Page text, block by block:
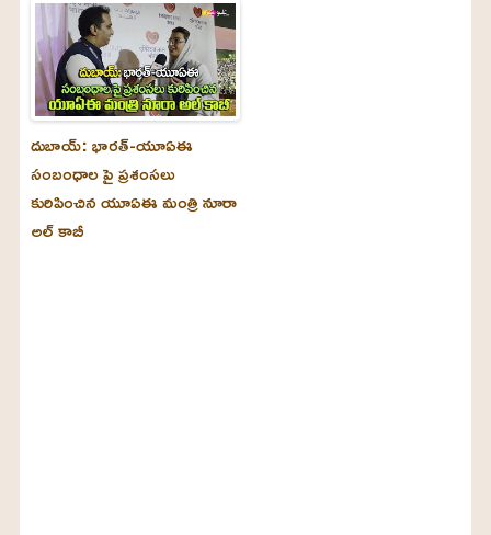
దుబాయ్‌: భారత్-యూఏఈ
సంబంధాల పై ప్రశంసలు
కురిపించిన యూఏఈ మంత్రి నూరా
అల్‌ కాబీ